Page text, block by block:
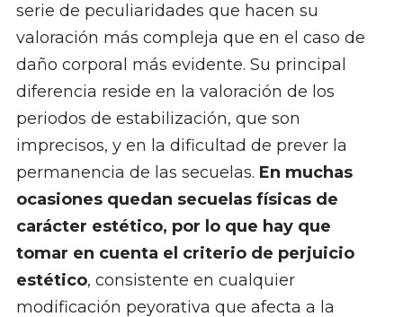
serie de peculiaridades que hacen su
valoración más compleja que en el caso de
daño corporal más evidente. Su principal
diferencia reside en la valoración de los
periodos de estabilización, que son
imprecisos, y en la dificultad de prever la
permanencia de las secuelas. En muchas
ocasiones quedan secuelas físicas de
carácter estético, por lo que hay que
tomar en cuenta el criterio de perjuicio
estético, consistente en cualquier
modificación peyorativa que afecta a la